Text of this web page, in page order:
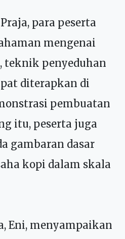
para peserta
mengenai
teknik penyeduhan
diterapkan di
pembuatan
itu, peserta juga
gambaran dasar
kopi dalam skala
Eni, menyampaikan